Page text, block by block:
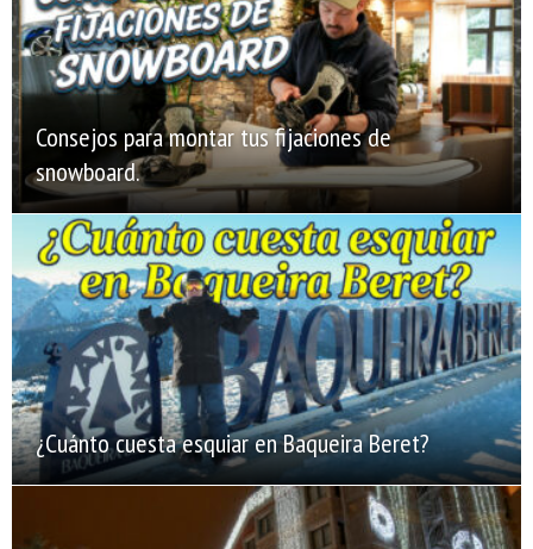
Consejos para montar tus fijaciones de
snowboard.
¿Cuánto cuesta esquiar en Baqueira Beret?